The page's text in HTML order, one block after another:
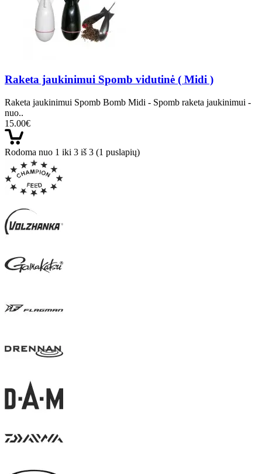
Raketa jaukinimui Spomb vidutinė ( Midi )
Raketa jaukinimui Spomb Bomb Midi - Spomb raketa jaukinimui -
nuo..
15.00€
Rodoma nuo 1 iki 3 iš 3 (1 puslapių)